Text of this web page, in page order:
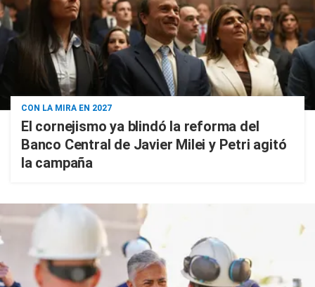
CON LA MIRA EN 2027
El cornejismo ya blindó la reforma del
Banco Central de Javier Milei y Petri agitó
la campaña